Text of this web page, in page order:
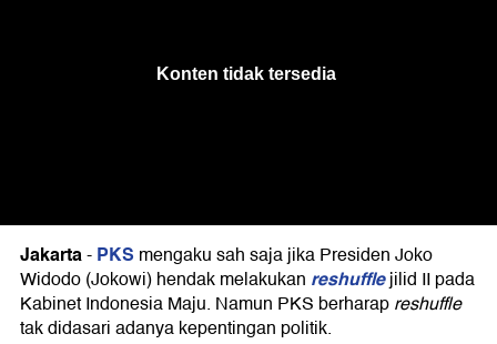
Jakarta-PKS mengaku sah saja jika Presiden Joko
Widodo (Jokowi) hendak melakukan reshufflejilid II pada
Kabinet Indonesia Maju. Namun PKS berharapreshuffle
tak didasari adanya kepentingan politik.